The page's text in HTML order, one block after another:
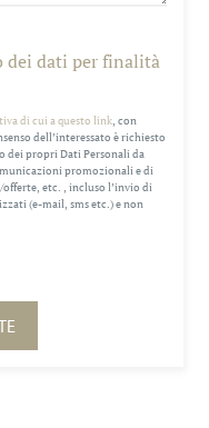
dei dati per finalità
di cui a questo link, con
dell’interessato è richiesto
dei propri Dati Personali da
promozionali e di
etc. , incluso l’invio di
(e-mail, sms etc.) e non